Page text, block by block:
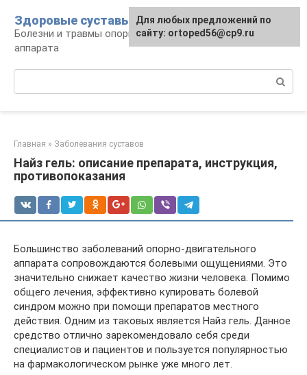
контенту
Здоровые суставы
Болезни и травмы опорно-двигательного
аппарата
Главная » Заболевания суставов
Найз гель: описание препарата, инструкция,
противопоказания
Большинство заболеваний опорно-двигательного
аппарата сопровождаются болевыми ощущениями. Это
значительно снижает качество жизни человека. Помимо
общего лечения, эффективно купировать болевой
синдром можно при помощи препаратов местного
действия. Одним из таковых является Найз гель. Данное
средство отлично зарекомендовало себя среди
специалистов и пациентов и пользуется популярностью
на фармакологическом рынке уже много лет.
Для любых предложений по
сайту: ortoped56@cp9.ru